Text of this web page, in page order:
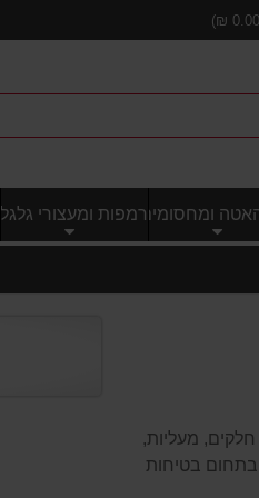
0.00
₪)
ומחסומיםרמפות ומעצורי גלגל
מעליות,
בתחום בטיחות